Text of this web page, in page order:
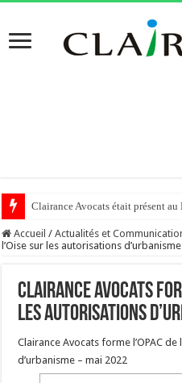
Clairance Avocats était présent
Clairance Avocats était présent
Accueil / Actualités et
l’Oise sur les autorisations
Clairance Avocats
les autorisations
Clairance Avocats forme l’OPAC
d’urbanisme – mai 2022